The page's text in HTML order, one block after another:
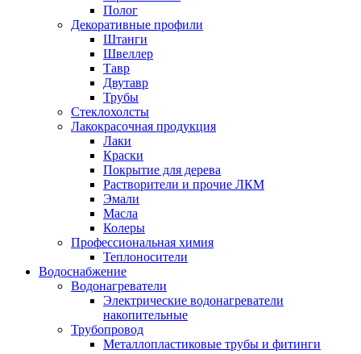
Полог
Декоративные профили
Штанги
Швеллер
Тавр
Двутавр
Трубы
Стеклохолсты
Лакокрасочная продукция
Лаки
Краски
Покрытие для дерева
Растворители и прочие ЛКМ
Эмали
Масла
Колеры
Профессиональная химия
Теплоносители
Водоснабжение
Водонагреватели
Электрические водонагреватели
накопительные
Трубопровод
Металлопластиковые трубы и фитинги